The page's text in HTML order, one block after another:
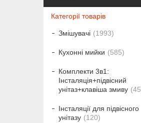
Категорії товарів
Змішувачі 1993
Кухонні мийки 585
Комплекти 3в1:
Інсталяція+підвісний
унітаз+клавіша змиву
45
Інсталяції для підвісного
унітазу
120